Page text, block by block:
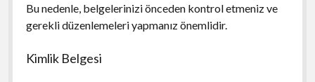
Bu nedenle, belgelerinizi önceden kontrol etmeniz ve
gerekli düzenlemeleri yapmanız önemlidir.
Kimlik Belgesi